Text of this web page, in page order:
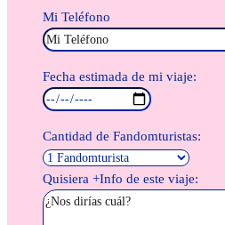
Mi Teléfono
Fecha estimada de mi viaje:
Cantidad de Fandomturistas:
Quisiera +Info de este viaje: